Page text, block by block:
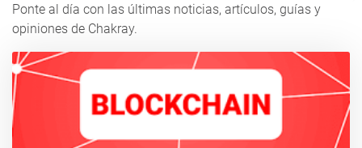
Ponte al día con las últimas noticias, artículos, guías y
opiniones de Chakray.